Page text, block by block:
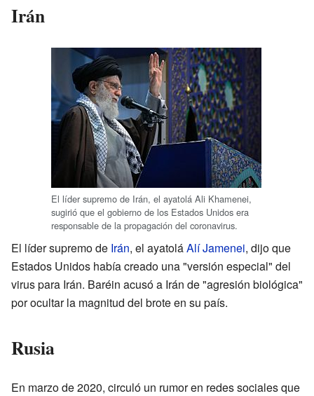
Irán
El líder supremo de Irán, el ayatolá Ali Khamenei,
sugirió que el gobierno de los Estados Unidos era
responsable de la propagación del coronavirus.
El líder supremo de Irán, el ayatoláAlí Jamenei, dijo que
Estados Unidos había creado una "versión especial" del
virus para Irán. Baréin acusó a Irán de "agresión biológica"
por ocultar la magnitud del brote en su país.
Rusia
En marzo de 2020, circuló un rumor en redes sociales que